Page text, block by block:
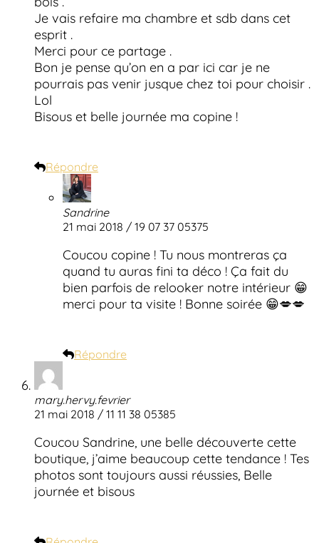
Je vais refaire ma chambre et sdb dans cet
esprit .
Merci pour ce partage .
Bon je pense qu’on en a par ici car je ne
pourrais pas venir jusque chez toi pour choisir .
Lol
Bisous et belle journée ma copine !
Répondre
Sandrine
21 mai 2018 / 19 07 37 05375
Coucou copine ! Tu nous montreras ça
quand tu auras fini ta déco ! Ça fait du
bien parfois de relooker notre intérieur 😁
merci pour ta visite ! Bonne soirée 😁💋💋
Répondre
mary.hervy.fevrier
21 mai 2018 / 11 11 38 05385
Coucou Sandrine, une belle découverte cette
boutique, j’aime beaucoup cette tendance ! Tes
photos sont toujours aussi réussies, Belle
journée et bisous